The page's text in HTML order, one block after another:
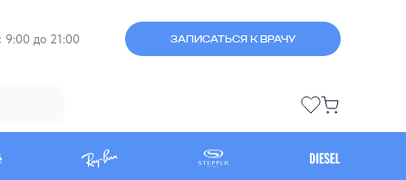
9:00 до 21:00 ЗАПИСАТЬСЯ К ВРАЧУ